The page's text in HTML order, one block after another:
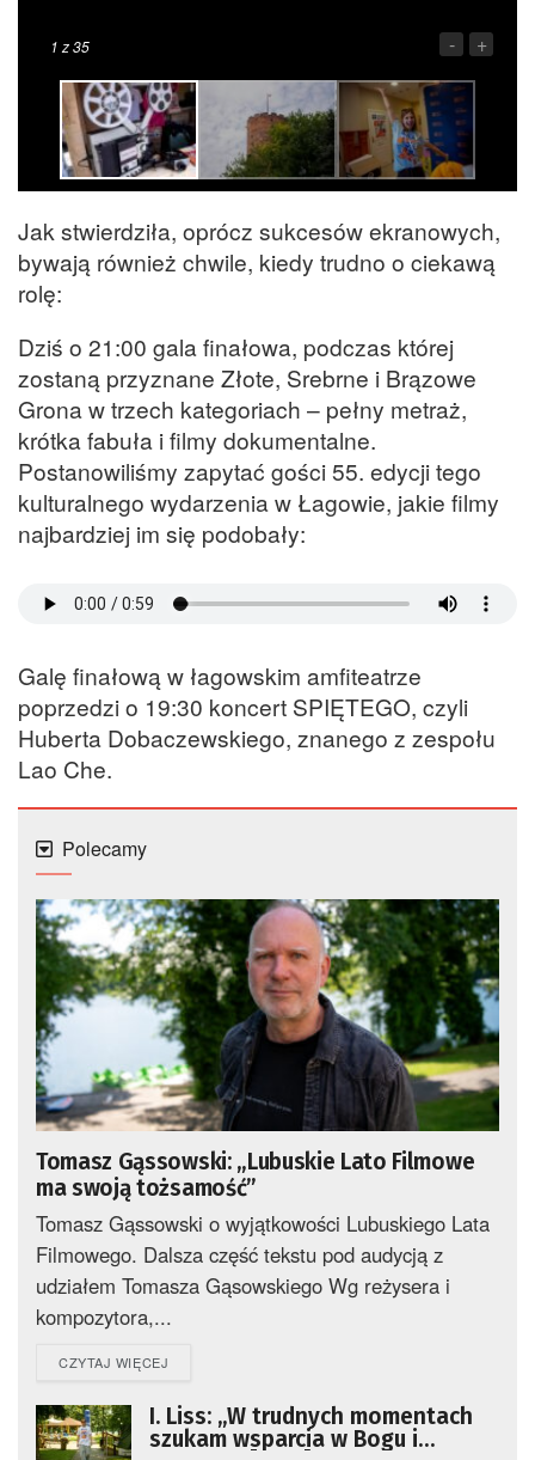
1 z 35 - +
Jak stwierdziła, oprócz sukcesów ekranowych,
bywają również chwile, kiedy trudno o ciekawą
rolę:
Dziś o 21:00 gala finałowa, podczas której
zostaną przyznane Złote, Srebrne i Brązowe
Grona w trzech kategoriach – pełny metraż,
krótka fabuła i filmy dokumentalne.
Postanowiliśmy zapytać gości 55. edycji tego
kulturalnego wydarzenia w Łagowie, jakie filmy
najbardziej im się podobały:
Galę finałową w łagowskim amfiteatrze
poprzedzi o 19:30 koncert SPIĘTEGO, czyli
Huberta Dobaczewskiego, znanego z zespołu
Lao Che.
Polecamy
Tomasz Gąssowski: „Lubuskie Lato Filmowe
ma swoją tożsamość”
Tomasz Gąssowski o wyjątkowości Lubuskiego Lata
Filmowego. Dalsza część tekstu pod audycją z
udziałem Tomasza Gąsowskiego Wg reżysera i
kompozytora,...
CZYTAJ WIĘCEJ
I. Liss: „W trudnych momentach
szukam wsparcia w Bogu i